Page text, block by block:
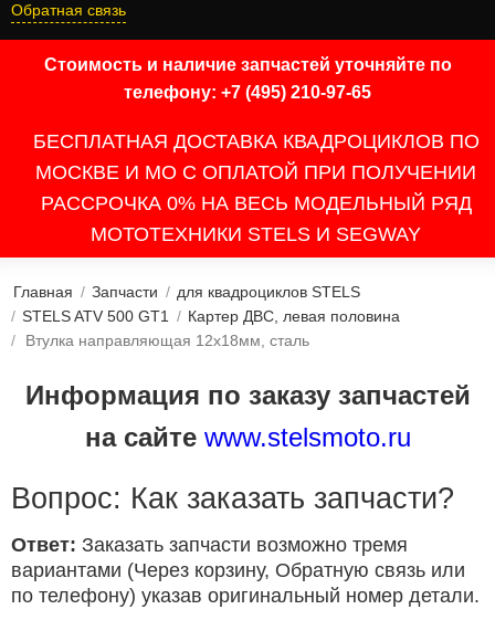
Обратная связь
Стоимость и наличие запчастей уточняйте по
телефону: +7 (495) 210-97-65
БЕСПЛАТНАЯ ДОСТАВКА КВАДРОЦИКЛОВ ПО
МОСКВЕ И МО С ОПЛАТОЙ ПРИ ПОЛУЧЕНИИ
РАССРОЧКА 0% НА ВЕСЬ МОДЕЛЬНЫЙ РЯД
МОТОТЕХНИКИ STELS И SEGWAY
Главная / Запчасти / для квадроциклов STELS
/ STELS ATV 500 GT1 / Картер ДВС, левая половина
/
Втулка направляющая 12x18мм, сталь
Информация по заказу запчастей
на сайте www.stelsmoto.ru
Вопрос: Как заказать запчасти?
Ответ: Заказать запчасти возможно тремя
вариантами (Через корзину, Обратную связь или
по телефону) указав оригинальный номер детали.